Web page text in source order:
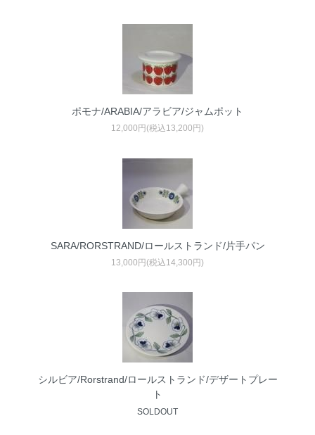
ポモナ/ARABIA/アラビア/ジャムポット
12,000円(税込13,200円)
SARA/RORSTRAND/ロールストランド/片手パン
13,000円(税込14,300円)
シルビア/Rorstrand/ロールストランド/デザートプレー
ト
SOLDOUT